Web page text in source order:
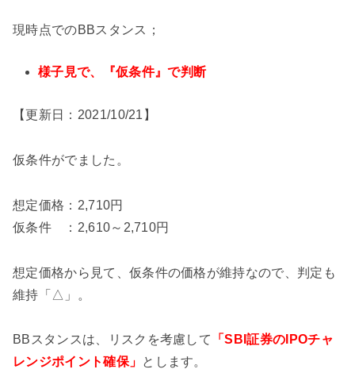
現時点でのBBスタンス；
様子見で、『仮条件』で判断
【更新日：2021/10/21】
仮条件がでました。
想定価格：2,710円
仮条件 ：2,610～2,710円
想定価格から見て、仮条件の価格が維持なので、判定も
維持「△」。
BBスタンスは、リスクを考慮して
「SBI証券のIPOチャ
レンジポイント確保」 とします。